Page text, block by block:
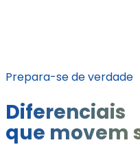
Prepara-se de verdade
Diferenciais
que movem